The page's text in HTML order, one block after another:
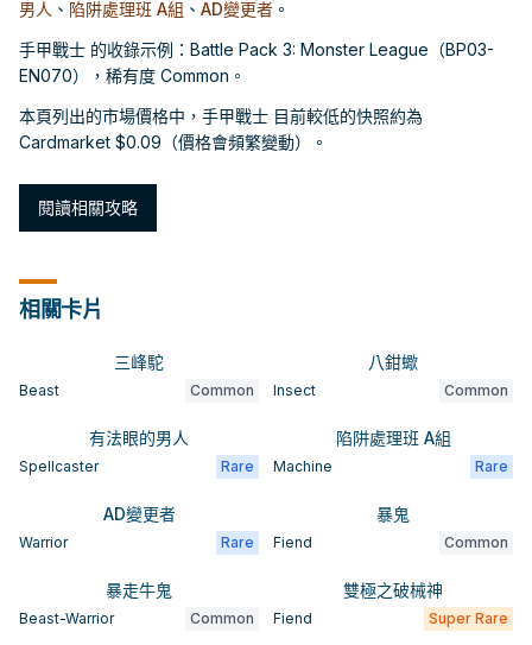
男人 、 陷阱處理班 A組 、 AD變更者 。
手甲戰士 的收錄示例：Battle Pack 3: Monster League（BP03-
EN070），稀有度 Common。
本頁列出的市場價格中，手甲戰士 目前較低的快照約為
Cardmarket $0.09（價格會頻繁變動）。
閱讀相關攻略
相關卡片
三峰駝
Beast Common
八鉗蠍
Insect Common
有法眼的男人
Spellcaster Rare
陷阱處理班 A組
Machine Rare
AD變更者
Warrior Rare
暴鬼
Fiend Common
暴走牛鬼
Beast-Warrior Common
雙極之破械神
Fiend Super Rare